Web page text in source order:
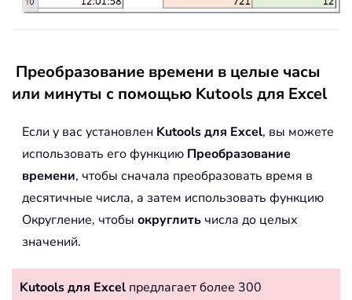
Преобразование времени в целые часы
или минуты с помощью Kutools для Excel
Если у вас установлен Kutools для Excel, вы можете
использовать его функцию Преобразование
времени, чтобы сначала преобразовать время в
десятичные числа, а затем использовать функцию
Округление, чтобы округлить числа до целых
значений.
Kutools для Excel предлагает более 300